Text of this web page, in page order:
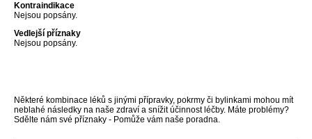
Kontraindikace
Nejsou popsány.
Vedlejší příznaky
Nejsou popsány.
Některé kombinace léků s jinými přípravky, pokrmy či bylinkami mohou mít
neblahé následky na naše zdraví a snížit účinnost léčby. Máte problémy?
Sdělte nám své příznaky - Pomůže vám naše poradna.